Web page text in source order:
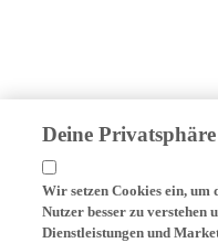
Deine
Wir setzen Cookies ein, um
Nutzer besser zu verstehen
Dienstleistungen und